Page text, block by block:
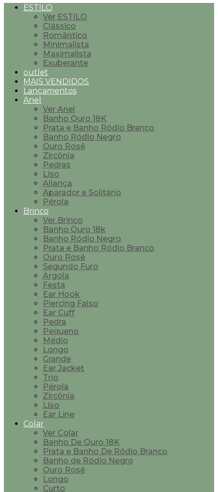
ESTILO
Ver ESTILO
Clássico
Romântico
Minimalista
Maximalista
Exuberante
outlet
MAIS VENDIDOS
Lançamentos
Anel
Ver Anel
Banho Ouro 18K
Prata e Banho Ródio Branco
Banho Ródio Negro
Ouro Rosê
Zircônia
Pedras
Liso
Aliança
Aparador e Solitário
Pérola
Brinco
Ver Brinco
Banho Ouro 18k
Banho Ródio Negro
Prata e Banho Ródio Branco
Ouro Rosê
Segundo Furo
Argola
Festa
Ear Hook
Piercing Falso
Ear Cuff
Pedra
Pequeno
Médio
Longo
Grande
Ear Jacket
Trio
Pérola
Zircônia
Liso
Ear Line
Colar
Ver Colar
Banho De Ouro 18K
Prata e Banho De Ródio Branco
Banho de Ródio Negro
Ouro Rosé
Longo
Curto